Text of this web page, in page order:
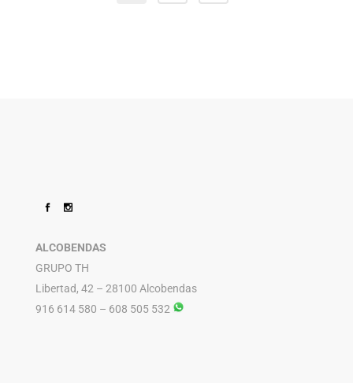
ALCOBENDAS
GRUPO TH
Libertad, 42 – 28100 Alcobendas
916 614 580 – 608 505 532